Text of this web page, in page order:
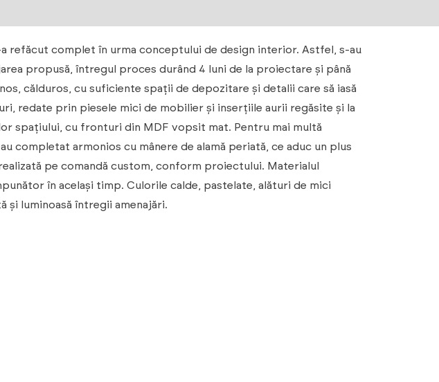
refăcut complet în urma conceptului de design interior. Astfel, s-au
propusă, întregul proces durând 4 luni de la proiectare și până
călduros, cu suficiente spații de depozitare și detalii care să iasă
redate prin piesele mici de mobilier și inserțiile aurii regăsite și la
spațiului, cu fronturi din MDF vopsit mat. Pentru mai multă
completat armonios cu mânere de alamă periată, ce aduc un plus
pe comandă custom, conform proiectului. Materialul
în același timp. Culorile calde, pastelate, alături de mici
și luminoasă întregii amenajări.